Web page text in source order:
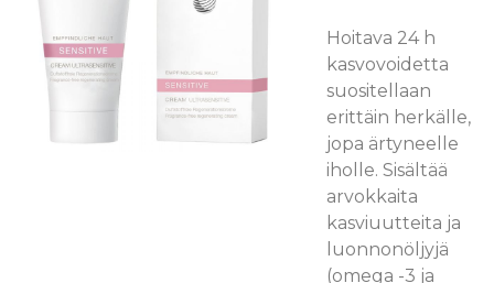
Hoitava 24 h
kasvovoidetta
suositellaan
erittäin herkälle,
jopa ärtyneelle
iholle. Sisältää
arvokkaita
kasviuutteita ja
luonnonöljyjä
(omega -3 ja